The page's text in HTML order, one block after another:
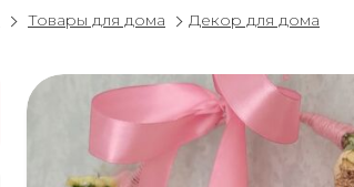
Товары для дома Декор для дома